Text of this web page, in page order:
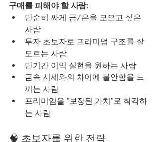
구매를 피해야 할 사람:
단순히 싸게 금/은을 모으고 싶은
사람
투자 초보자로 프리미엄 구조를 잘
모르는 사람
단기간 이익 실현을 원하는 사람
금속 시세와의 차이에 불안함을 느
끼는 사람
프리미엄을 "보장된 가치"로 착각하
는 사람
🧠 초보자를 위한 전략